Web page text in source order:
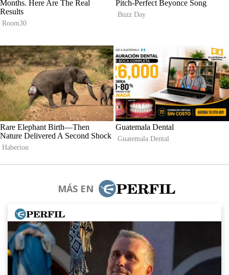
MÁS EN